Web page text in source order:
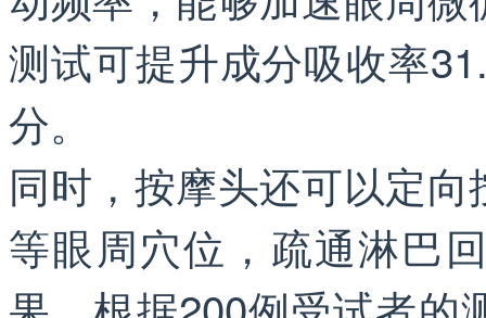
测试可提升成分吸收率
分。
同时，按摩头还可以定
等眼周穴位，疏通淋巴